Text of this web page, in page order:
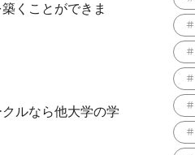
くことができま
ルなら他大学の学